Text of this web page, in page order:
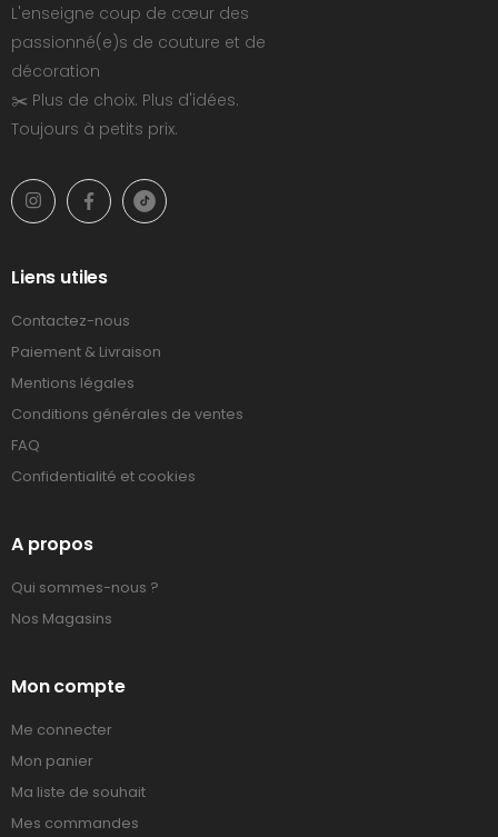
L'enseigne coup de cœur des
passionné(e)s de couture et de
décoration
✂️ Plus de choix. Plus d'idées.
Toujours à petits prix.
Liens utiles
Contactez-nous
Paiement & Livraison
Mentions légales
Conditions générales de ventes
FAQ
Confidentialité et cookies
A propos
Qui sommes-nous ?
Nos Magasins
Mon compte
Me connecter
Mon panier
Ma liste de souhait
Mes commandes